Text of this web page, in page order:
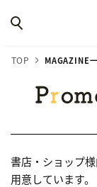
TOP MAGAZINE
書店・ショップ
用意しています。